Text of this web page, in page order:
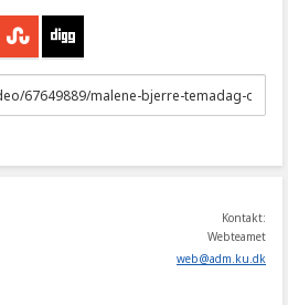
Kontakt:
Webteamet
web@adm.ku.dk